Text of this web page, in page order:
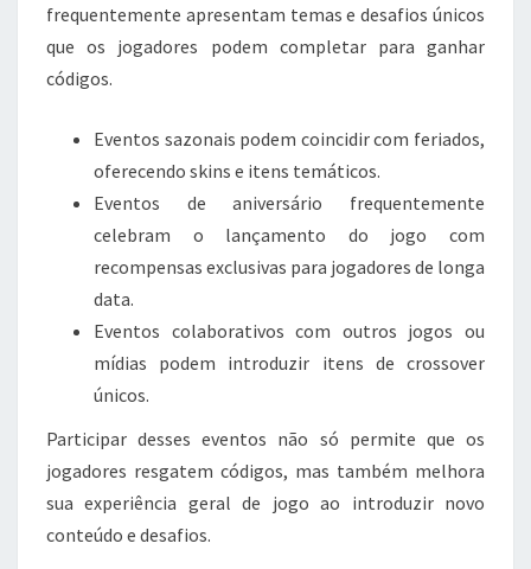
frequentemente apresentam temas e desafios únicos
que os jogadores podem completar para ganhar
códigos.
Eventos sazonais podem coincidir com feriados,
oferecendo skins e itens temáticos.
Eventos de aniversário frequentemente
celebram o lançamento do jogo com
recompensas exclusivas para jogadores de longa
data.
Eventos colaborativos com outros jogos ou
mídias podem introduzir itens de crossover
únicos.
Participar desses eventos não só permite que os
jogadores resgatem códigos, mas também melhora
sua experiência geral de jogo ao introduzir novo
conteúdo e desafios.